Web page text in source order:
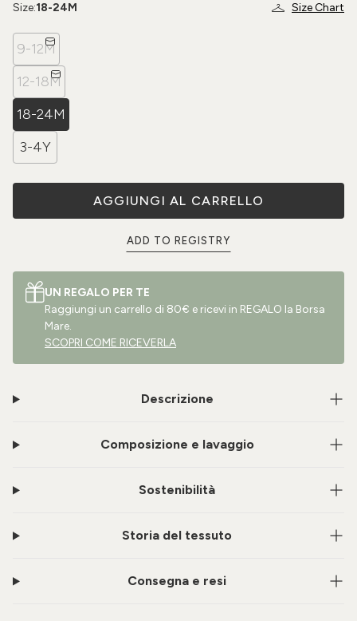
Size Chart
Size:18-24M
9-12M
12-18M
18-24M
3-4Y
AGGIUNGI AL CARRELLO
ADD TO REGISTRY
UN REGALO PER TE
Raggiungi un carrello di 80€ e ricevi in REGALO la Borsa
Mare.
SCOPRI COME RICEVERLA
Descrizione
Composizione e lavaggio
Sostenibilità
Storia del tessuto
Consegna e resi